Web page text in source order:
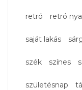
retró retró
saját lakás
szék színes
születésnap